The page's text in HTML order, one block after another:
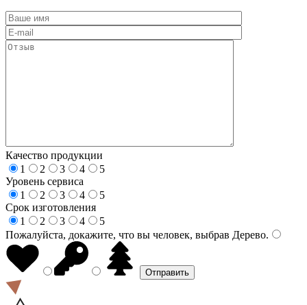
Качество продукции
1
2 3 4
5
Уровень сервиса
1
2 3 4
5
Срок изготовления
1
2 3 4
5
Пожалуйста, докажите, что вы человек, выбрав Дерево.